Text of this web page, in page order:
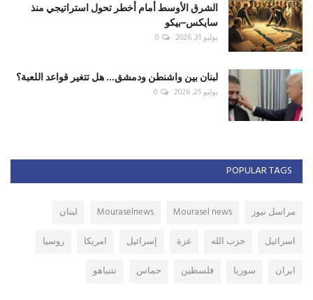
الشرق الأوسط أمام أخطر تحول استراتيجي منذ
سايكس–بيكو
يوليو 31, 2026 0
لبنان بين واشنطن ودمشق... هل تتغير قواعد اللعبة؟
يوليو 25, 2026 0
POPULAR TAGS
مراسل نيوز Mourasel news
Mouraselnews
لبنان
اسرائيل
حزب الله غزة إسرائيل امريكا
روسيا
ايران
سوريا فلسطين حماس نتنياهو